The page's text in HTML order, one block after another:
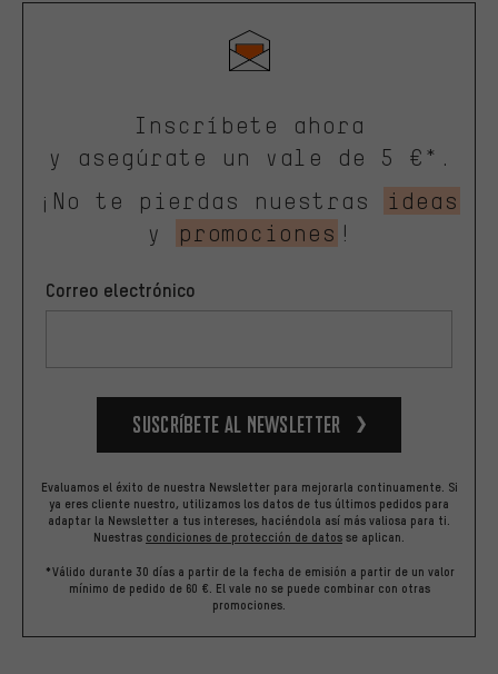
Inscríbete ahora
y asegúrate un vale de 5 €*.
¡No te pierdas nuestras
ideas
y
promociones !
Correo electrónico
Suscríbete al newsletter
Evaluamos el éxito de nuestra Newsletter para mejorarla continuamente. Si
ya eres cliente nuestro, utilizamos los datos de tus últimos pedidos para
adaptar la Newsletter a tus intereses, haciéndola así más valiosa para ti.
Nuestras condiciones de protección de datos se aplican.
*Válido durante 30 días a partir de la fecha de emisión a partir de un valor
mínimo de pedido de 60 €. El vale no se puede combinar con otras
promociones.